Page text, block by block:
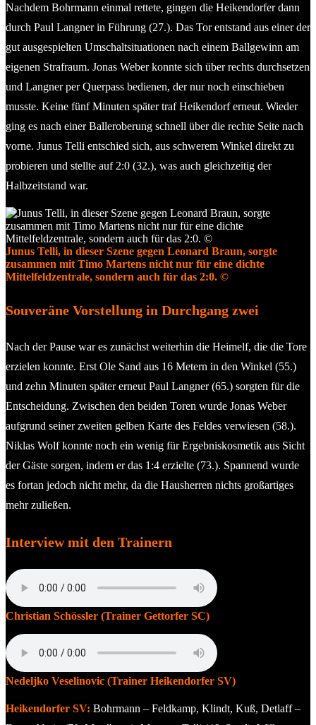
Nachdem Bohrmann einmal rettete, gingen die Heikendorfer dann
durch Paul Langner in Führung (27.). Das Tor entstand aus einer der
gut ausgespielten Umschaltsituationen nach einem Ballgewinn am
eigenen Strafraum. Jonas Weber konnte sich über rechts durchsetzen
und Langner per Querpass bedienen, der nur noch einschieben
musste. Keine fünf Minuten später traf Heikendorf erneut. Wieder
ging es nach einer Balleroberung schnell über die rechte Seite nach
vorne. Junus Telli entschied sich, aus schwerem Winkel direkt zu
probieren und stellte auf 2:0 (32.), was auch gleichzeitig der
Halbzeitstand war.
Junus Telli, in dieser Szene gegen Leonard Braun, sorgte
zusammen mit Timo Martens nicht nur für eine dichte
Mittelfeldzentrale, sondern auch für das 2:0. ©
Souveräne Vorstellung in Durchgang zwei
Nach der Pause war es zunächst weiterhin die Heimelf, die die Tore
erzielen konnte. Erst Ole Sand aus 16 Metern in den Winkel (55.)
und zehn Minuten später erneut Paul Langner (65.) sorgten für die
Entscheidung. Zwischen den beiden Toren wurde Jonas Weber
aufgrund seiner zweiten gelben Karte des Feldes verwiesen (58.).
Niklas Wolf konnte noch ein wenig für Ergebniskosmetik aus Sicht
der Gäste sorgen, indem er das 1:4 erzielte (73.). Spannend wurde
es fortan jedoch nicht mehr, da die Hausherren nichts großartiges
mehr zuließen.
Interview mit den Trainern
Christian Schössler (Trainer Gettorfer SC)
Nedeljko Veselinovic (Trainer Heikendorfer SV)
Heikendorfer SV: Bohrmann – Feldkamp, Klindt, Kuß, Detlaff –